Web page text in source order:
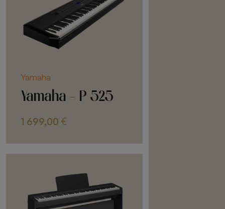
Yamaha
Yamaha - P 525
1 699,00 €